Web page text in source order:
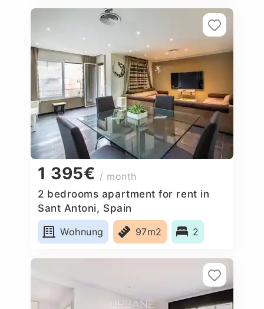
1 395€ / month
2 bedrooms apartment for rent in
Sant Antoni, Spain
Wohnung
97m2 2